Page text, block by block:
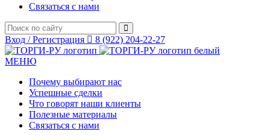
Связаться с нами
Вход / Регистрация 8 (922) 204-22-27
МЕНЮ
Почему выбирают нас
Успешные сделки
Что говорят наши клиенты
Полезные материалы
Связаться с нами